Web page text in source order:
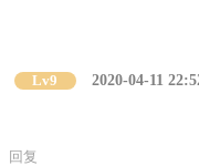
Lv9
2020-04-11
回复